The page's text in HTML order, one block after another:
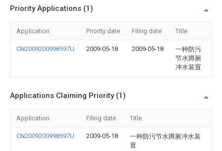
Priority Applications (1)
Application Priority date Filing date Title
CN2009200998597U 2009-05-18 2009-05-18
一种防污
节水蹲厕
冲水装置
Applications Claiming Priority (1)
Application Filing date Title
CN2009200998597U 2009-05-18
一种防污节水蹲厕冲水装
置